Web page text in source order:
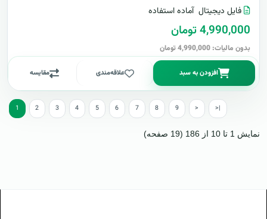
فایل دیجیتال آماده استفاده
4,990,000 تومان
بدون مالیات: 4,990,000 تومان
افزودن به سبد علاقه‌مندی مقایسه
1 2 3 4 5 6 7 8 9 > >|
نمایش 1 تا 10 از 186 (19 صفحه)